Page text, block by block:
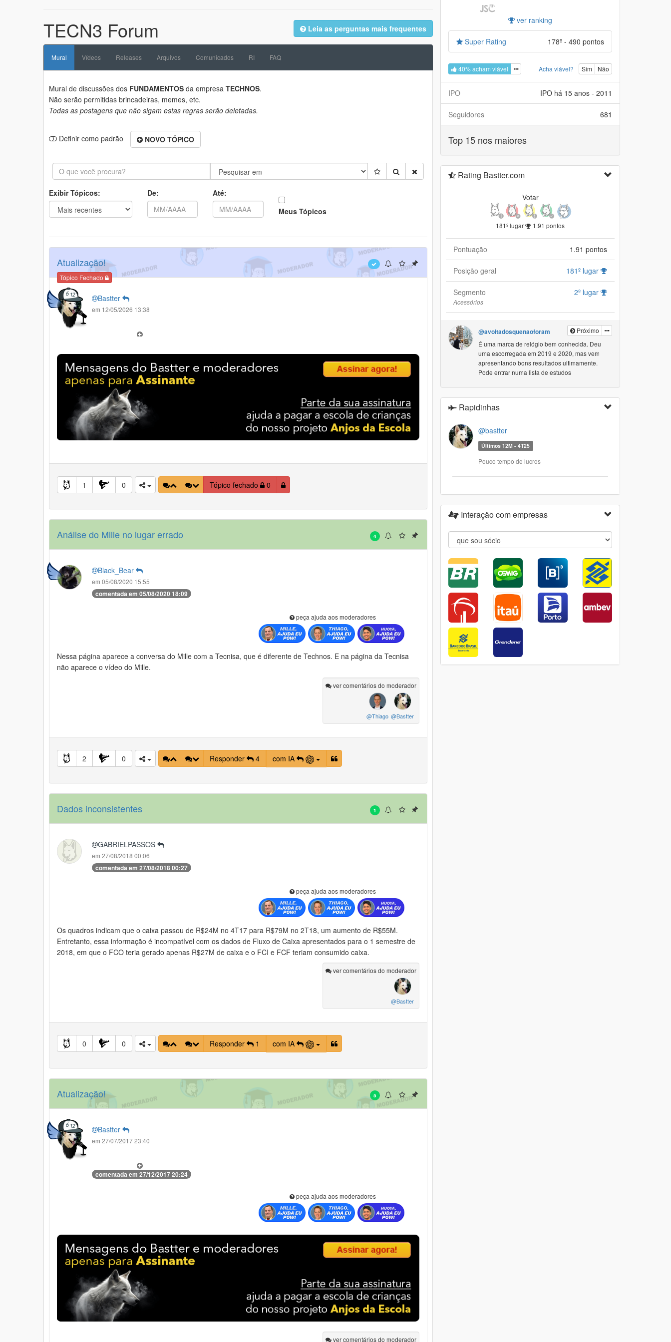
TECN3 Forum Leia as perguntas mais frequentes
Mural Vídeos Releases Arquivos Comunicados RI FAQ
Mural de discussões dos FUNDAMENTOS da empresa TECHNOS.
Não serão permitidas brincadeiras, memes, etc.
Todas as postagens que não sigam estas regras serão deletadas.
Definir como padrão NOVO TÓPICO
Exibir Tópicos: De:
Até:
Meus Tópicos
Atualização!
Tópico Fechado
Bastter
em 12/05/2026 13:38
1 0 Tópico fechado 0
4
Análise do Mille no lugar errado
Black_Bear
em 05/08/2020 15:55
comentada em 05/08/2020 18:09
peça ajuda aos moderadores
Nessa página aparece a conversa do Mille com a Tecnisa, que é diferente de Technos. E na página da Tecnisa
não aparece o vídeo do Mille.
ver comentários do moderador
@Bastter
@Thiago
2 0 Responder 4 com IA
1
Dados inconsistentes
GABRIELPASSOS
em 27/08/2018 00:06
comentada em 27/08/2018 00:27
peça ajuda aos moderadores
Os quadros indicam que o caixa passou de R$24M no 4T17 para R$79M no 2T18, um aumento de R$55M.
Entretanto, essa informação é incompatível com os dados de Fluxo de Caixa apresentados para o 1 semestre de
2018, em que o FCO teria gerado apenas R$27M de caixa e o FCI e FCF teriam consumido caixa.
ver comentários do moderador
@Bastter
0 0 Responder 1 com IA
5
Atualização!
Bastter
em 27/07/2017 23:40
comentada em 27/12/2017 20:24
peça ajuda aos moderadores
ver comentários do moderador
ver ranking
Super Rating 178º - 490 pontos
40% acham viável Acha viável? Sim Não
IPO IPO há 15 anos - 2011
Seguidores 681
Top 15 nos maiores
Rating Bastter.com
Votar
181º lugar 1.91 pontos
Pontuação 1.91 pontos
Posição geral 181º lugar
Segmento 2º lugar
Acessórios
Próximo
@avoltadosquenaoforam
É uma marca de relógio bem conhecida. Deu
uma escorregada em 2019 e 2020, mas vem
apresentando bons resultados ultimamente.
Pode entrar numa lista de estudos
Rapidinhas
@bastter
Últimos 12M - 4T25
Pouco tempo de lucros
Interação com empresas